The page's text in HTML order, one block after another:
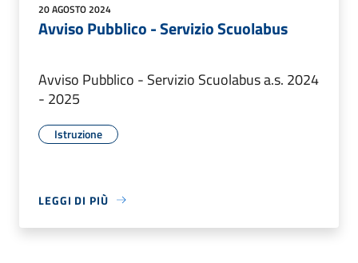
20 AGOSTO 2024
Avviso Pubblico - Servizio Scuolabus
Avviso Pubblico - Servizio Scuolabus a.s. 2024
- 2025
Istruzione
LEGGI DI PIÙ